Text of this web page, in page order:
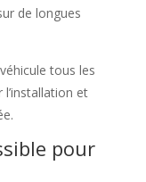
de longues
tous les
et
pour